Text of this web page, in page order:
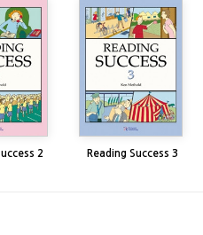
2 Reading Success 3